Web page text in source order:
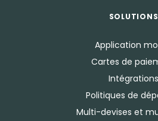
SOLUTIONS
Application
Cartes de
Intégrations
Politiques de
Multi-devises et